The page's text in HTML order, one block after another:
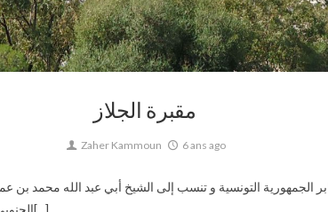
Islam, Mosquée, Patrimoine, Tunisie Hafside, Tunisie Ottomane
مقبرة الجلاز
Zaher Kammoun 6 ans ago